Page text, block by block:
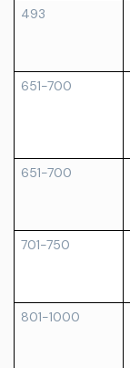
493
651-700
651-700
701-750
801-1000